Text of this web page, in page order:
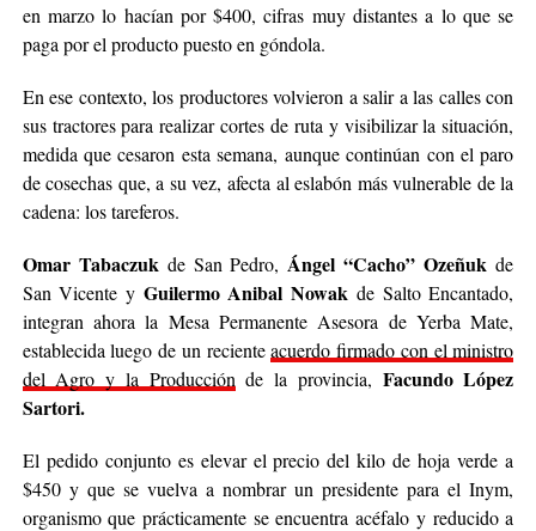
en marzo lo hacían por $400, cifras muy distantes a lo que se
paga por el producto puesto en góndola.
En ese contexto, los productores volvieron a salir a las calles con
sus tractores para realizar cortes de ruta y visibilizar la situación,
medida que cesaron esta semana, aunque continúan con el paro
de cosechas que, a su vez, afecta al eslabón más vulnerable de la
cadena: los tareferos.
Omar Tabaczuk de San Pedro, Ángel “Cacho” Ozeñuk de
San Vicente y Guilermo Anibal Nowak de Salto Encantado,
integran ahora la Mesa Permanente Asesora de Yerba Mate,
establecida luego de un recienteacuerdo firmado con el ministro
del Agro y la Producción de la provincia, Facundo López
Sartori.
El pedido conjunto es elevar el precio del kilo de hoja verde a
$450 y que se vuelva a nombrar un presidente para el Inym,
organismo que prácticamente se encuentra acéfalo y reducido a